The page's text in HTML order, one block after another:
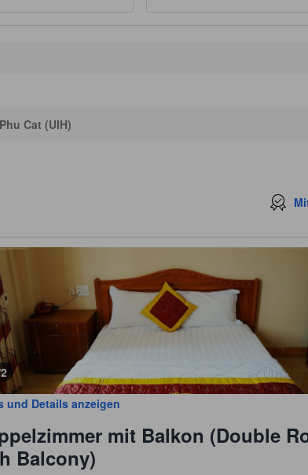
Cat (UIH)
und Details anzeigen
mit Balkon (Double
Balcony)